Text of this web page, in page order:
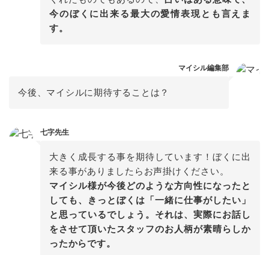
今のぼくに出来る最大の愛情表現とも言えま
す。
マイシル編集部
今後、マイシルに期待することは？
七字先生
大きく成長する事を期待しています！ぼくに出
マイシル様が今後どのような方向性になったと
しても、きっとぼくは「一緒に仕事がしたい」
と思っているでしょう。それは、実際にお話し
をさせて頂いたスタッフのお人柄が素晴らしか
ったからです。